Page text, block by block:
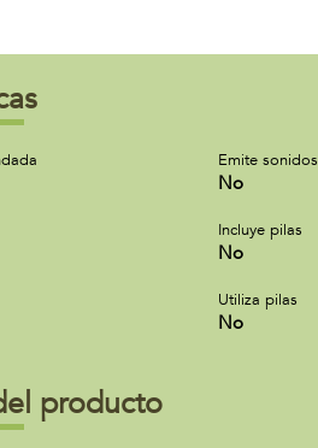
Emite sonidos
No
Incluye pilas
No
Utiliza pilas
No
producto